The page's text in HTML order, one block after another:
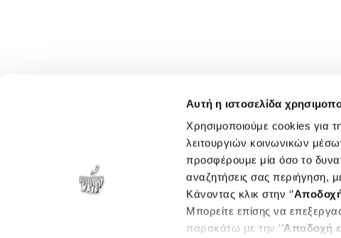
Αυτή η ιστοσελίδα
Χρησιμοποιούμε cookies για
λειτουργιών κοινωνικών
προσφέρουμε μία όσο το
αναζητήσεις σας περιήγηση,
Κάνοντας κλικ στην ‘’
Μπορείτε επίσης να
παρακάτω με την ‘’Αποδοχή